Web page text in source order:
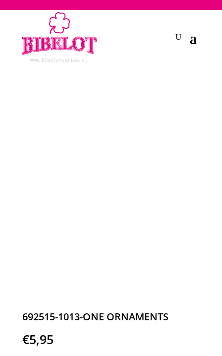
692515-1013-ONE ORNAMENTS
€5,95